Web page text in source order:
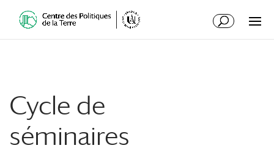
Cycle de
séminaires